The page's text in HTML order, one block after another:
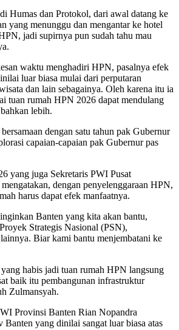
Humas dan Protokol, dari awal datang ke
yang menunggu dan mengantar ke hotel
jadi supirnya pun sudah tahu mau
waktu menghadiri HPN, pasalnya efek
luar biasa mulai dari perputaran
dan lain sebagainya. Oleh karena itu ia
tuan rumah HPN 2026 dapat mendulang
lebih.
dengan satu tahun pak Gubernur
capaian-capaian pak Gubernur pas
yang juga Sekretaris PWI Pusat
dengan penyelenggaraan HPN,
harus dapat efek manfaatnya.
Banten yang kita akan bantu,
Strategis Nasional (PSN),
Biar kami bantu menjembatani ke
habis jadi tuan rumah HPN langsung
baik itu pembangunan infrastruktur
Zulmansyah.
Provinsi Banten Rian Nopandra
Banten yang dinilai sangat luar biasa atas